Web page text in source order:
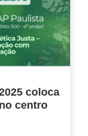
coloca
centro